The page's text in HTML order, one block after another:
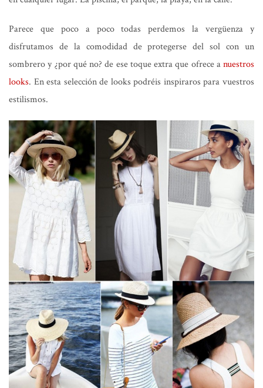
Parece que poco a poco todas perdemos la vergüenza y
disfrutamos de la comodidad de protegerse del sol con un
sombrero y ¿por qué no? de ese toque extra que ofrece anuestros
looks. En esta selección de looks podréis inspiraros para vuestros
estilismos.